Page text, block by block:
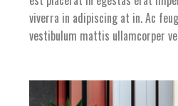
viverra in adipiscing at in. Ac
vestibulum mattis ullamcorper